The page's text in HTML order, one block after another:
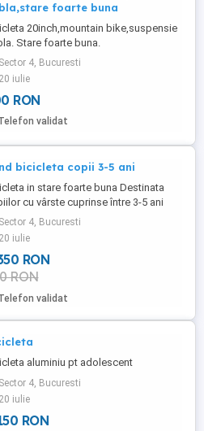
foarte buna
20inch,mountain bike,suspensie
Stare foarte buna.
Sector 4, Bucuresti
20 iulie
RON
validat
bicicleta copii 3-5 ani
in stare foarte buna Destinata
cu vârste cuprinse între 3-5 ani
ajutătoare detasabile Nr. Tel.
Sector 4, Bucuresti
20 iulie
RON
RON
validat
aluminiu pt adolescent
Sector 4, Bucuresti
20 iulie
RON